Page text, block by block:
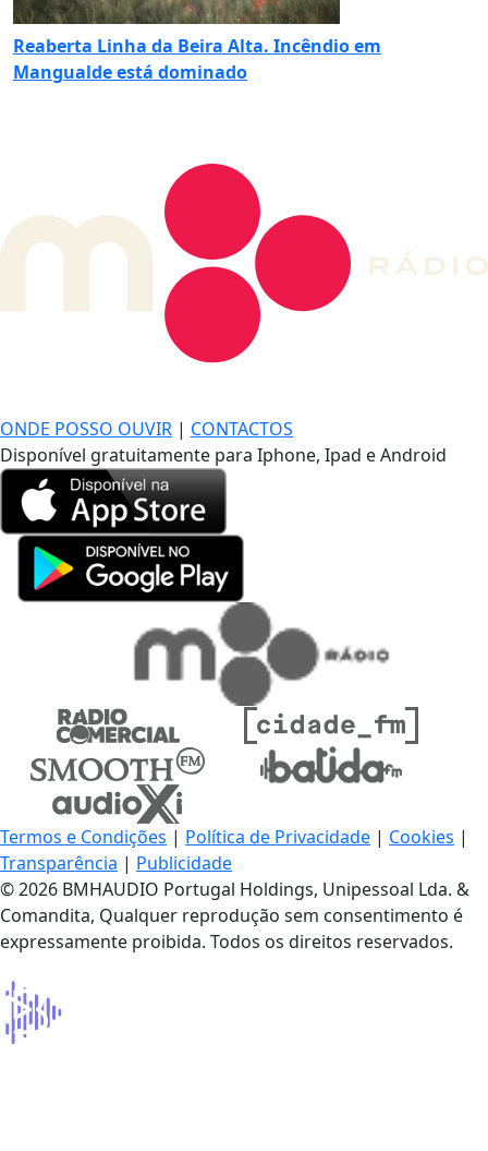
Reaberta Linha da Beira Alta. Incêndio em
Mangualde está dominado
ONDE POSSO OUVIR | CONTACTOS
Disponível gratuitamente para Iphone, Ipad e Android
Termos e Condições | Política de Privacidade | Cookies |
Transparência | Publicidade
© 2026 BMHAUDIO Portugal Holdings, Unipessoal Lda. &
Comandita, Qualquer reprodução sem consentimento é
expressamente proibida. Todos os direitos reservados.